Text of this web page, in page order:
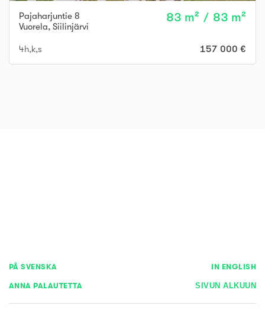
Pajaharjuntie 8
Vuorela, Siilinjärvi
83 m² / 83 m²
4h,k,s 157 000 €
PÅ SVENSKA IN ENGLISH
ANNA PALAUTETTA SIVUN ALKUUN